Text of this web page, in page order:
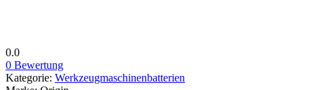
0.0
0 Bewertung
Kategorie: Werkzeugmaschinenbatterien